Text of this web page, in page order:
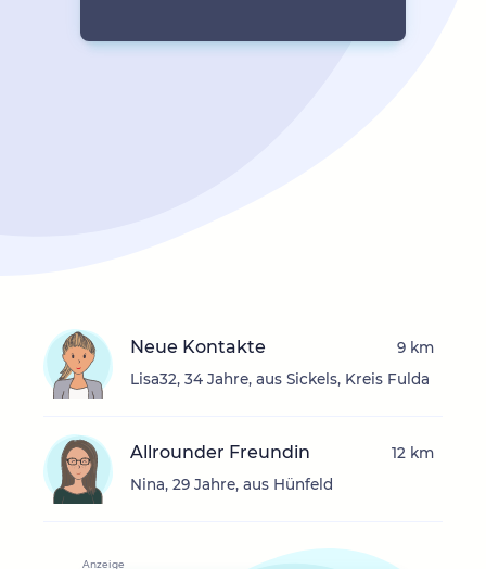
Neue Kontakte
Lisa32, 34 Jahre, aus Sickels, Kreis Fulda
9 km
Allrounder Freundin
Nina, 29 Jahre, aus Hünfeld
12 km